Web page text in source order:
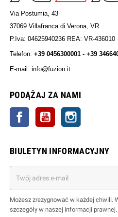
Via Postumia, 43
37069 Villafranca di Verona, VR
P.Iva: 04625940236 REA: VR-436010
Telefon: +39 0456300001 - +39
E-mail: info@fuzion.it
PODĄŻAJ ZA NAMI
Facebook YouTube
BIULETYN INFORMACYJNY
Możesz zrezygnować w każdej chwili.
szczegóły w naszej informacji prawnej.